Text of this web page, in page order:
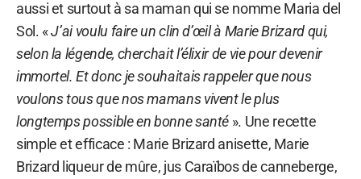
aussi et surtout à sa maman qui se nomme Maria del
Sol. «J’ai voulu faire un clin d’œil à Marie Brizard qui,
selon la légende, cherchait l’élixir de vie pour devenir
immortel. Et donc je souhaitais rappeler que nous
voulons tous que nos mamans vivent le plus
longtemps possible en bonne santé ». Une recette
simple et efficace : Marie Brizard anisette, Marie
Brizard liqueur de mûre, jus Caraïbos de canneberge,